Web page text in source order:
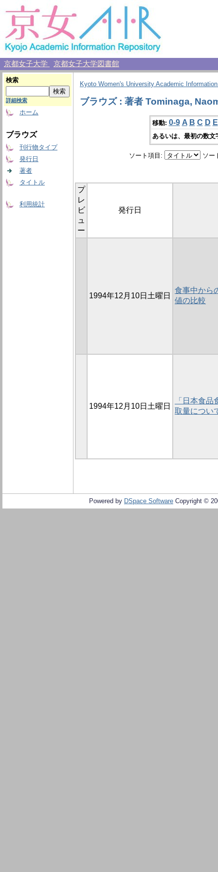
京都女子大学 京都女子大学図書館
検索
詳細検索
ホーム
ブラウズ
刊行物タイプ
発行日
著者
タイトル
利用統計
Kyoto Women's University Academic
ブラウズ : 著者 Tominaga,
移動: 0-9 A B C D E
あるいは、最初の数
ソート項目: ソー
プ
レ
ビ
ュ
ー
発行日
1994年12月10日土曜日
食事中から
値の比較
1994年12月10日土曜日
「日本食
取量につい
Powered by DSpace Software Copyright ©